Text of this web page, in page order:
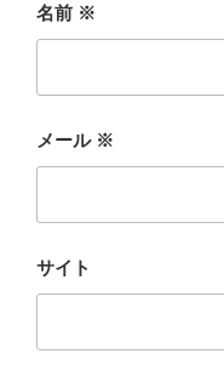
名前 ※
メール ※
サイト